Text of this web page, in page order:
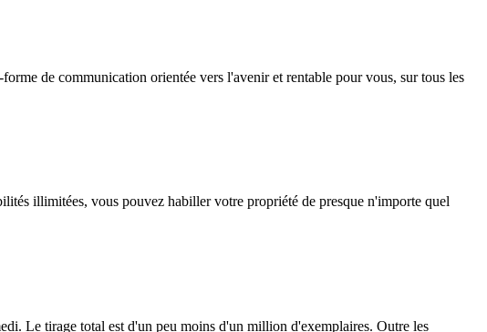
de communication orientée vers l'avenir et rentable pour vous, sur tous les
illimitées, vous pouvez habiller votre propriété de presque n'importe quel
Le tirage total est d'un peu moins d'un million d'exemplaires. Outre les